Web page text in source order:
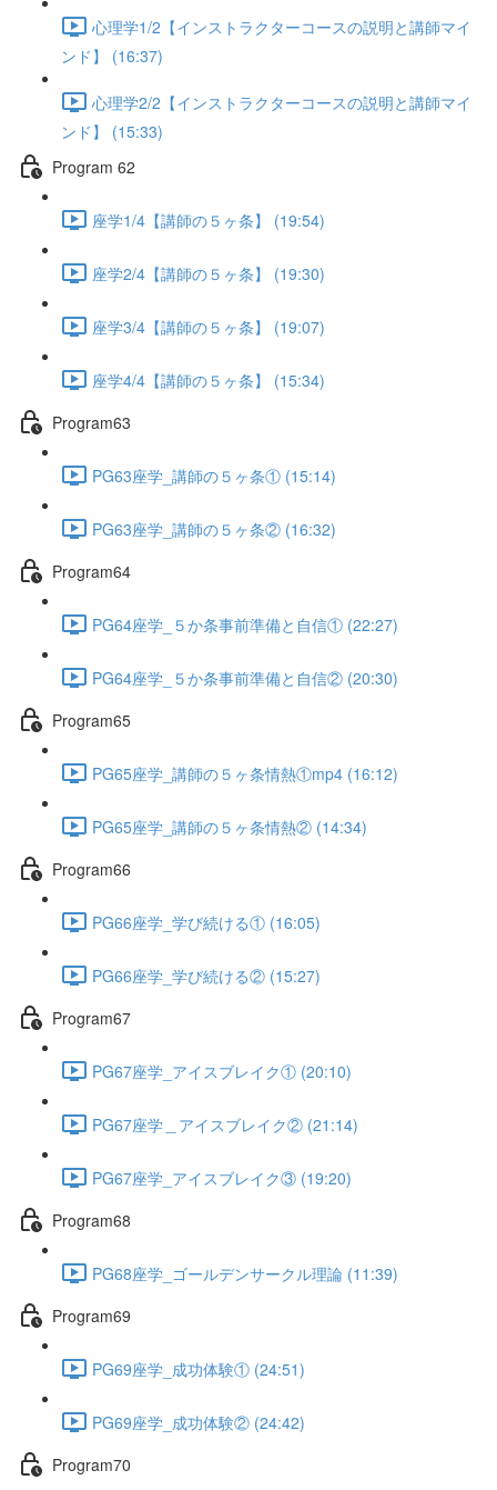
心理学1/2【インストラクターコースの説明と講師マイ
ンド】 (16:37)
心理学2/2【インストラクターコースの説明と講師マイ
ンド】 (15:33)
Program 62
座学1/4【講師の５ヶ条】 (19:54)
座学2/4【講師の５ヶ条】 (19:30)
座学3/4【講師の５ヶ条】 (19:07)
座学4/4【講師の５ヶ条】 (15:34)
Program63
PG63座学_講師の５ヶ条① (15:14)
PG63座学_講師の５ヶ条② (16:32)
Program64
PG64座学_５か条事前準備と自信① (22:27)
PG64座学_５か条事前準備と自信② (20:30)
Program65
PG65座学_講師の５ヶ条情熱①mp4 (16:12)
PG65座学_講師の５ヶ条情熱② (14:34)
Program66
PG66座学_学び続ける① (16:05)
PG66座学_学び続ける② (15:27)
Program67
PG67座学_アイスブレイク① (20:10)
PG67座学＿アイスブレイク② (21:14)
PG67座学_アイスブレイク③ (19:20)
Program68
PG68座学_ゴールデンサークル理論 (11:39)
Program69
PG69座学_成功体験① (24:51)
PG69座学_成功体験② (24:42)
Program70